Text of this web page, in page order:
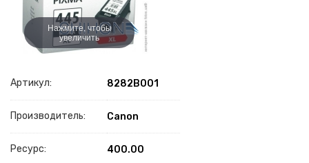
Нажмите, чтобы
увеличить
Артикул: 8282B001
Производитель: Canon
Ресурс: 400.00